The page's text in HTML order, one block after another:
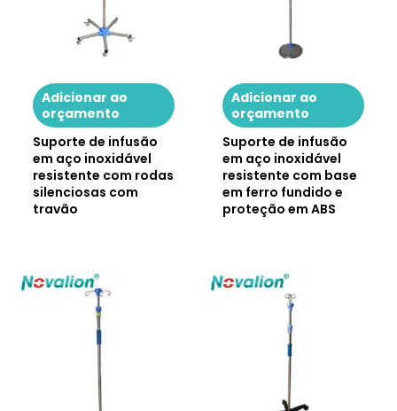
Adicionar ao
orçamento
Suporte de infusão
em aço inoxidável
resistente com rodas
silenciosas com
travão
Adicionar ao
orçamento
Suporte de infusão
em aço inoxidável
resistente com base
em ferro fundido e
proteção em ABS